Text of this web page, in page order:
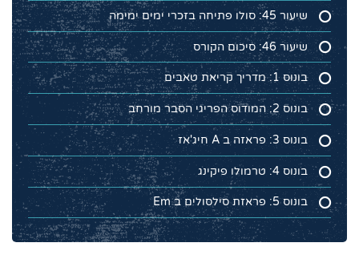
שיעור 45: סולו פתיחה בזכרי ימים ימימה
שיעור 46: סיכום הקורס
בונוס 1: מדריך קריאת טאבים
בונוס 2: המודוס הפריגי הסבר מורחב
בונוס 3: פראזה ב A חיג'אז
בונוס 4: טרמולו פיקינג
בונוס 5: פראזת סילסולים ב Em